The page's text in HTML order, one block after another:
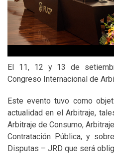
El 11, 12 y 13 de
Congreso Internacional de
Este evento tuvo como
actualidad en el Arbitraje,
Arbitraje de Consumo,
Contratación Pública, y
Disputas – JRD que será